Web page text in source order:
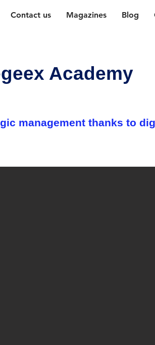
Contact us Magazines Blog
Academy
management thanks to